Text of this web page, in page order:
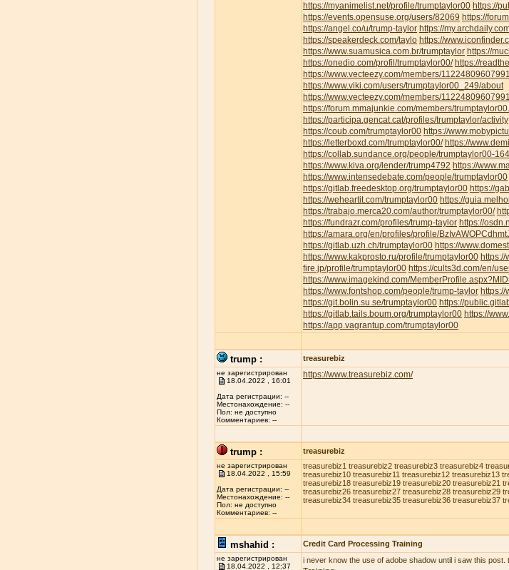
https://myanimelist.net/profile/trumptaylor00 https://
https://events.opensuse.org/users/82069 https://
https://angel.co/u/trump-taylor https://
https://speakerdeck.com/taylo https://
https://www.suamusica.com.br/trumptaylor https://
https://onedio.com/profil/trumptaylor00/ https://
https://www.vecteezy.com/members/
https://www.viki.com/users/trumptaylor00_249/about
https://www.vecteezy.com/members/
https://forum.mmajunkie.com/members/
https://participa.gencat.cat/profiles/trumptaylor/activity
https://coub.com/trumptaylor00 https://
https://letterboxd.com/trumptaylor00/ https://
https://collab.sundance.org/people/trumptaylor00-
https://www.kiva.org/lender/trump4792 https://
https://www.intensedebate.com/people/trumptaylor00
https://gitlab.freedesktop.org/trumptaylor00 https://
https://weheartit.com/trumptaylor00 https://
https://trabajo.merca20.com/author/trumptaylor00/
https://fundrazr.com/profiles/trump-taylor https://
https://amara.org/en/profiles/profile/
https://gitlab.uzh.ch/trumptaylor00 https://
https://www.kakprosto.ru/profile/trumptaylor00
fire.jp/profile/trumptaylor00 https://cults3d.com/en/
https://www.imagekind.com/
https://www.fontshop.com/people/trump-taylor
https://git.bolin.su.se/trumptaylor00 https://
https://gitlab.tails.boum.org/trumptaylor00 https://
https://app.vagrantup.com/trumptaylor00
trump : treasurebiz
не зарегистрирован
18.04.2022 , 16:01
Дата регистрации: --
Местонахождение: --
Пол: не доступно
Комментариев: --
https://www.treasurebiz.com/
trump : treasurebiz
не зарегистрирован
18.04.2022 , 15:59
Дата регистрации: --
Местонахождение: --
Пол: не доступно
Комментариев: --
treasurebiz1 treasurebiz2 treasurebiz3 treasurebiz4
treasurebiz10 treasurebiz11 treasurebiz12 treasurebiz13
treasurebiz18 treasurebiz19 treasurebiz20 treasurebiz21
treasurebiz26 treasurebiz27 treasurebiz28 treasurebiz29
treasurebiz34 treasurebiz35 treasurebiz36 treasurebiz37
mshahid : Credit Card Processing Training
не зарегистрирован
18.04.2022 , 12:37
i never know the use of adobe shadow until i saw this post.